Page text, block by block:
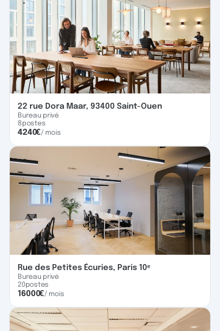
22 rue Dora Maar, 93400 Saint-Ouen
Bureau privé
8postes
4240€/ mois
Rue des Petites Écuries, Paris 10ᵉ
Bureau privé
20postes
16000€/ mois